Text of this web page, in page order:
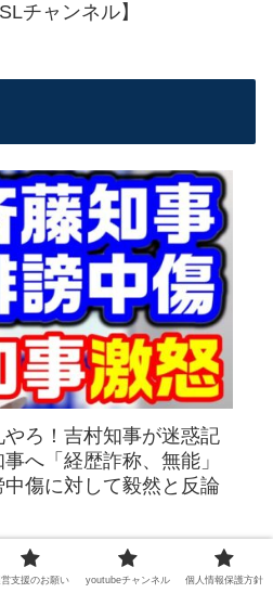
チャンネル】
やろ！吉村知事が迷惑記
へ「経歴詐称、無能」
傷に対して毅然と反論
支援のお願い youtubeチャンネル 個人情報保護方針